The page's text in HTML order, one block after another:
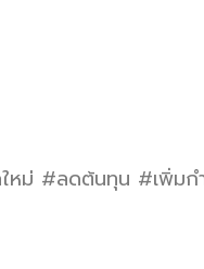
หม่ #ลดต้นทุน #เพิ่ม